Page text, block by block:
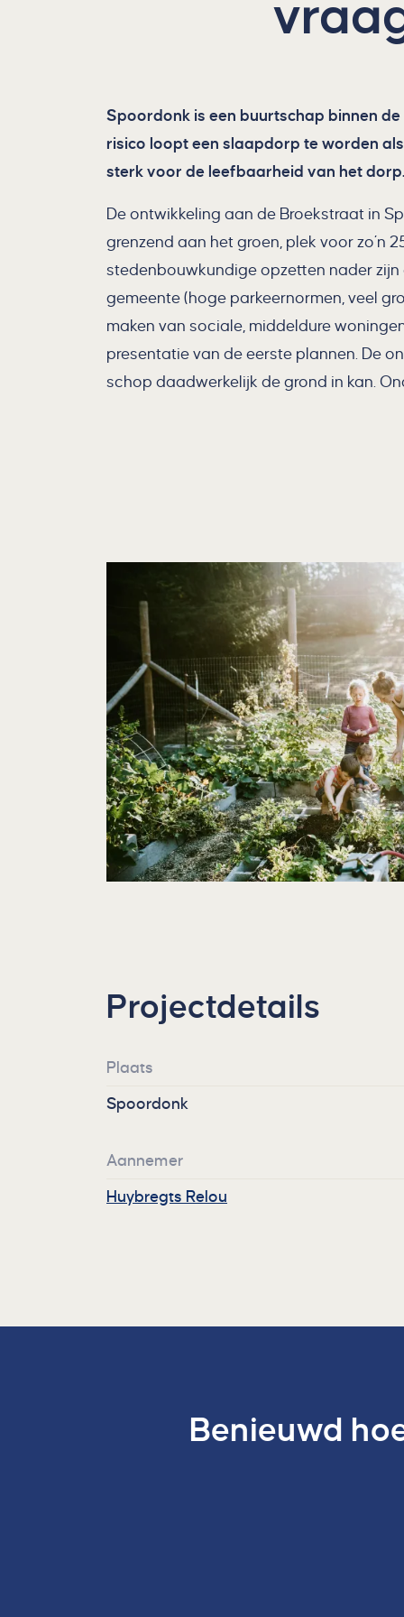
Spoordonk is een buurtschap binnen de
risico loopt een slaapdorp te worden
sterk voor de leefbaarheid van het
De ontwikkeling aan de Broekstraat in
grenzend aan het groen, plek voor zo’n
stedenbouwkundige opzetten nader
gemeente (hoge parkeernormen, veel
maken van sociale, middeldure
presentatie van de eerste plannen. De
schop daadwerkelijk de grond in kan.
Projectdetails
Plaats
Spoordonk
Aannemer
Huybregts Relou
Benieuwd